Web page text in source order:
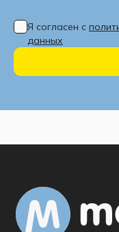
Я согласен с
данных